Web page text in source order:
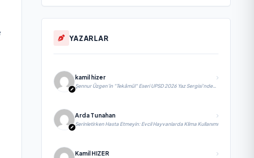
YAZARLAR
kamil hizer
Şennur Üzgen’in "Tekâmül" Eseri UPSD 2026 Yaz Sergisi’nde
Sanatseverlerle Buluşuyor
Arda Tunahan
Serinletirken Hasta Etmeyin: Evcil Hayvanlarda Klima Kullanımı
Kamil HIZER